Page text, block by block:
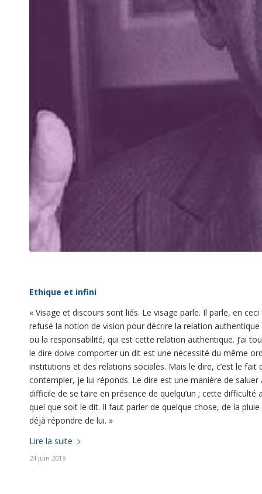
Ethique et infini
« Visage et discours sont liés. Le visage parle. Il parle, en
refusé la notion de vision pour décrire la relation
ou la responsabilité, qui est cette relation authentique. J’ai
le dire doive comporter un dit est une nécessité du même
institutions et des relations sociales. Mais le dire, c’est le
contempler, je lui réponds. Le dire est une manière de
difficile de se taire en présence de quelqu’un ; cette
quel que soit le dit. Il faut parler de quelque chose, de la
déjà répondre de lui. »
Lire la suite
24 juin 2019